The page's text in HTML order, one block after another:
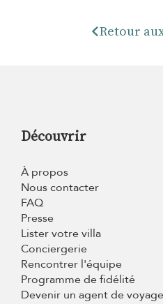
Retour
Découvrir
À propos
Nous contacter
FAQ
Presse
Lister votre villa
Conciergerie
Rencontrer l'équipe
Programme de fidélité
Devenir un agent de